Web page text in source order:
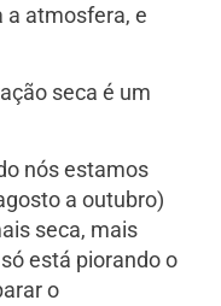
a atmosfera, e
seca é um
nós estamos
a outubro)
seca, mais
está piorando o
o